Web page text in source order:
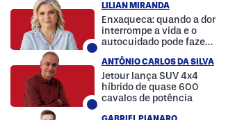
LILIAN MIRANDA
Enxaqueca: quando a dor
interrompe a vida e o
autocuidado pode fazer
ANTÔNIO CARLOS DA SILVA
Jetour lança SUV 4x4
híbrido de quase 600
cavalos de potência